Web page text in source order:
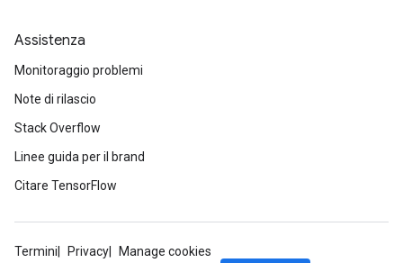
Assistenza
Monitoraggio problemi
Note di rilascio
Stack Overflow
Linee guida per il brand
Citare TensorFlow
Termini Privacy
Manage cookies